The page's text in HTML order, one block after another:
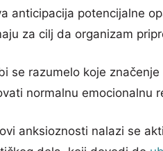
anticipacija potencijalne
za cilj da organizam
se razumelo koje
normalnu emocionalnu
anksioznosti nalazi se